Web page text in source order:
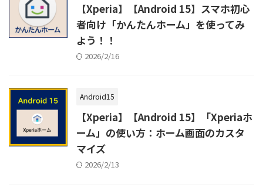
【Xperia】【Android 15】スマホ初心
者向け「かんたんホーム」を使ってみ
よう！！
2026/2/16
Android15
【Xperia】【Android 15】「Xperiaホ
ーム」の使い方：ホーム画面のカスタ
マイズ
2026/2/13